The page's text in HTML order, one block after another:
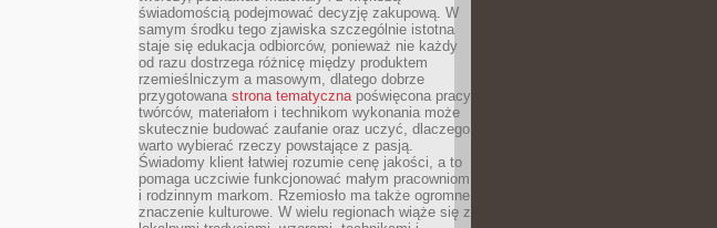
świadomością podejmować decyzję zakupową. W
samym środku tego zjawiska szczególnie istotna
staje się edukacja odbiorców, ponieważ nie każdy
od razu dostrzega różnicę między produktem
rzemieślniczym a masowym, dlatego dobrze
przygotowana strona tematycznapoświęcona pracy
twórców, materiałom i technikom wykonania może
skutecznie budować zaufanie oraz uczyć, dlaczego
warto wybierać rzeczy powstające z pasją.
Świadomy klient łatwiej rozumie cenę jakości, a to
pomaga uczciwie funkcjonować małym pracowniom
i rodzinnym markom. Rzemiosło ma także ogromne
znaczenie kulturowe. W wielu regionach wiąże się z